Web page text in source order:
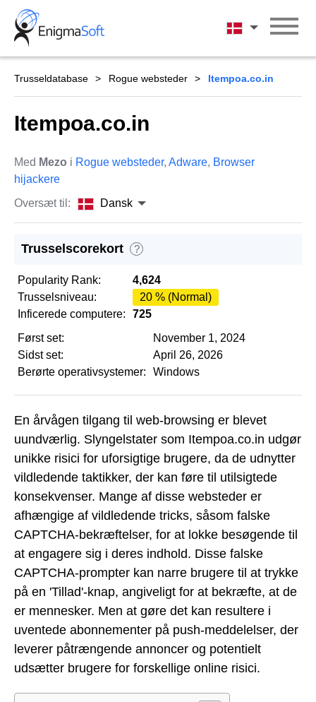
Skip
content
Dansk
Trusseldatabase Rogue websteder Itempoa.co.in
Itempoa.co.in
Med Mezo i Rogue websteder, Adware, Browser
hijackere
Oversæt til:
Dansk
Trusselscorekort ?
Popularity Rank:
4,624
Trusselsniveau:
20 % (Normal)
Inficerede computere:
725
Først set:
November 1, 2024
Sidst set:
April 26, 2026
Berørte operativsystemer:
Windows
En årvågen tilgang til web-browsing er blevet
uundværlig. Slyngelstater som Itempoa.co.in udgør
unikke risici for uforsigtige brugere, da de udnytter
vildledende taktikker, der kan føre til utilsigtede
konsekvenser. Mange af disse websteder er
afhængige af vildledende tricks, såsom falske
CAPTCHA-bekræftelser, for at lokke besøgende til
at engagere sig i deres indhold. Disse falske
CAPTCHA-prompter kan narre brugere til at trykke
på en 'Tillad'-knap, angiveligt for at bekræfte, at de
er mennesker. Men at gøre det kan resultere i
uventede abonnementer på push-meddelelser, der
leverer påtrængende annoncer og potentielt
udsætter brugere for forskellige online risici.